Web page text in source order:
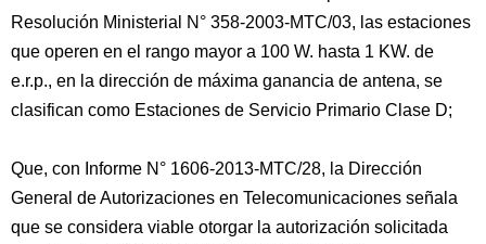
Resolución Ministerial N° 358-2003-MTC/03, las estaciones
que operen en el rango mayor a 100 W. hasta 1 KW. de
e.r.p., en la dirección de máxima ganancia de antena, se
clasifican como Estaciones de Servicio Primario Clase D;
Que, con Informe N° 1606-2013-MTC/28, la Dirección
General de Autorizaciones en Telecomunicaciones señala
que se considera viable otorgar la autorización solicitada